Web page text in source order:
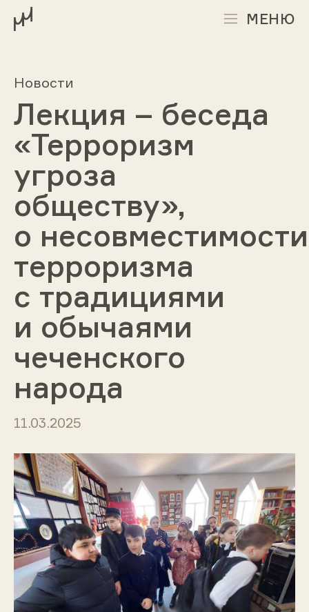
МЕНЮ
Новости
Лекция – беседа
«Терроризм
угроза
обществу»,
о несовместимости
терроризма
с традициями
и обычаями
чеченского
народа
11.03.2025